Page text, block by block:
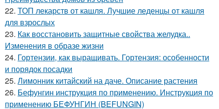
22. ТОП лекарств от кашля. Лучшие леденцы от кашля
для взрослых
23. Как восстановить защитные свойства желудка..
Изменения в образе жизни
24. Гортензии, как выращивать. Гортензия: особенности
и порядок посадки
25. Лимонник китайский на даче. Описание растения
26. Бефунгин инструкция по применению. Инструкция по
применению БЕФУНГИН (BEFUNGIN)